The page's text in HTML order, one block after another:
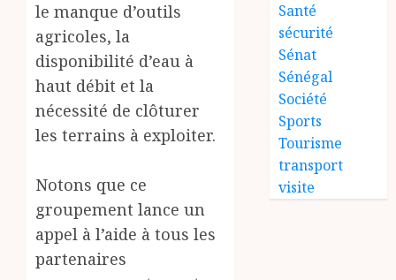
le manque d’outils
agricoles, la
disponibilité d’eau à
haut débit et la
nécessité de clôturer
les terrains à exploiter.
Notons que ce
groupement lance un
appel à l’aide à tous les
partenaires
Santé
sécurité
Sénat
Sénégal
Société
Sports
Tourisme
transport
visite